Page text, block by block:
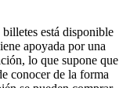
está disponible
apoyada por una
lo que supone que
conocer de la forma